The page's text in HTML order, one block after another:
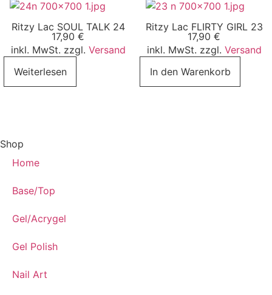
Ritzy Lac SOUL TALK 24
17,90 €
inkl. MwSt. zzgl. Versand
Weiterlesen
Ritzy Lac FLIRTY GIRL 23
17,90 €
inkl. MwSt. zzgl. Versand
In den Warenkorb
Shop
Home
Base/Top
Gel/Acrygel
Gel Polish
Nail Art